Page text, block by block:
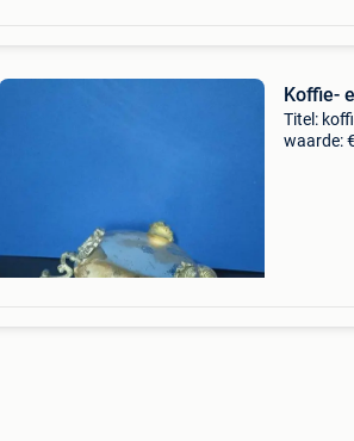
Koffie-
Titel:
waarde: